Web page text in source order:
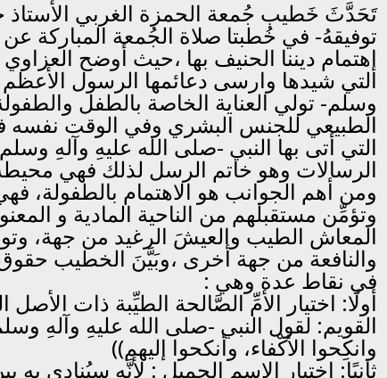
تَحَدَّثَ خَطيب جُمعة الحمزة الغربي الأُستاذ
توفيقهُ- في خُطبتا صلاة الجُمعة المباركة
إهتمام ديننا الحنيف بها ،حيث أوضح
التي شيدها وارسى دعائمها الرسول
وسلم- تولي العناية الخاصة بالطفل والطفولة
الطبيعي للجنس البشري وفي الوقت نفسه
التي أتى بها النبي -صلى الله عليهِ وآلهِ
الرسالات وهو خاتم الرسل لذلك فهي
ومن أهم الجوانب هو الاهتمام بالطفولة،
وتؤمِّن مستقبلهم من الناحية المادية و
المعاش الطيب والعيشَ الرغيد من جهة،
والنافعة من جهة أخرى ،وبَيَّنَ الخطيب حقوق
في نقاط عدة وهي :
أولًا: اختيار الأمِّ الصَّالحة الطيِّبة ذات
القويم: لقول النبي -صلى الله عليهِ وآلهِ
وانكِحوا الأكْفاء، وأنكحوا إليهم))
ثانيًا: اختيار الاسم الجميل : لأنَّه سيُنادى به